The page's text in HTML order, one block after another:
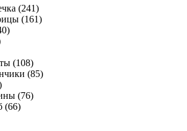
(241)
(161)
(108)
(85)
(76)
(66)